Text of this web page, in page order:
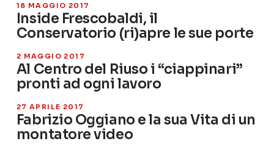
18 MAGGIO 2017
Inside Frescobaldi, il
Conservatorio (ri)apre le sue porte
2 MAGGIO 2017
Al Centro del Riuso i “ciappinari”
pronti ad ogni lavoro
27 APRILE 2017
Fabrizio Oggiano e la sua Vita di un
montatore video